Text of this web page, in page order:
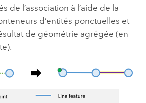
de l’association à l’aide de la
d’entités ponctuelles et
de géométrie agrégée (en